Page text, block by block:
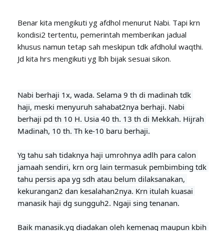
Benar kita mengikuti yg afdhol menurut Nabi. Tapi krn
kondisi2 tertentu, pemerintah memberikan jadual
khusus namun tetap sah meskipun tdk afdholul waqthi.
Jd kita hrs mengikuti yg lbh bijak sesuai sikon.
Nabi berhaji 1x, wada. Selama 9 th di madinah tdk
haji, meski menyuruh sahabat2nya berhaji. Nabi
berhaji pd th 10 H. Usia 40 th. 13 th di Mekkah. Hijrah
Madinah, 10 th. Th ke-10 baru berhaji.
Yg tahu sah tidaknya haji umrohnya adlh para calon
jamaah sendiri, krn org lain termasuk pembimbing tdk
tahu persis apa yg sdh atau belum dilaksanakan,
kekurangan2 dan kesalahan2nya. Krn itulah kuasai
manasik haji dg sungguh2. Ngaji sing tenanan.
Baik manasik.yg diadakan oleh kemenag maupun kbih